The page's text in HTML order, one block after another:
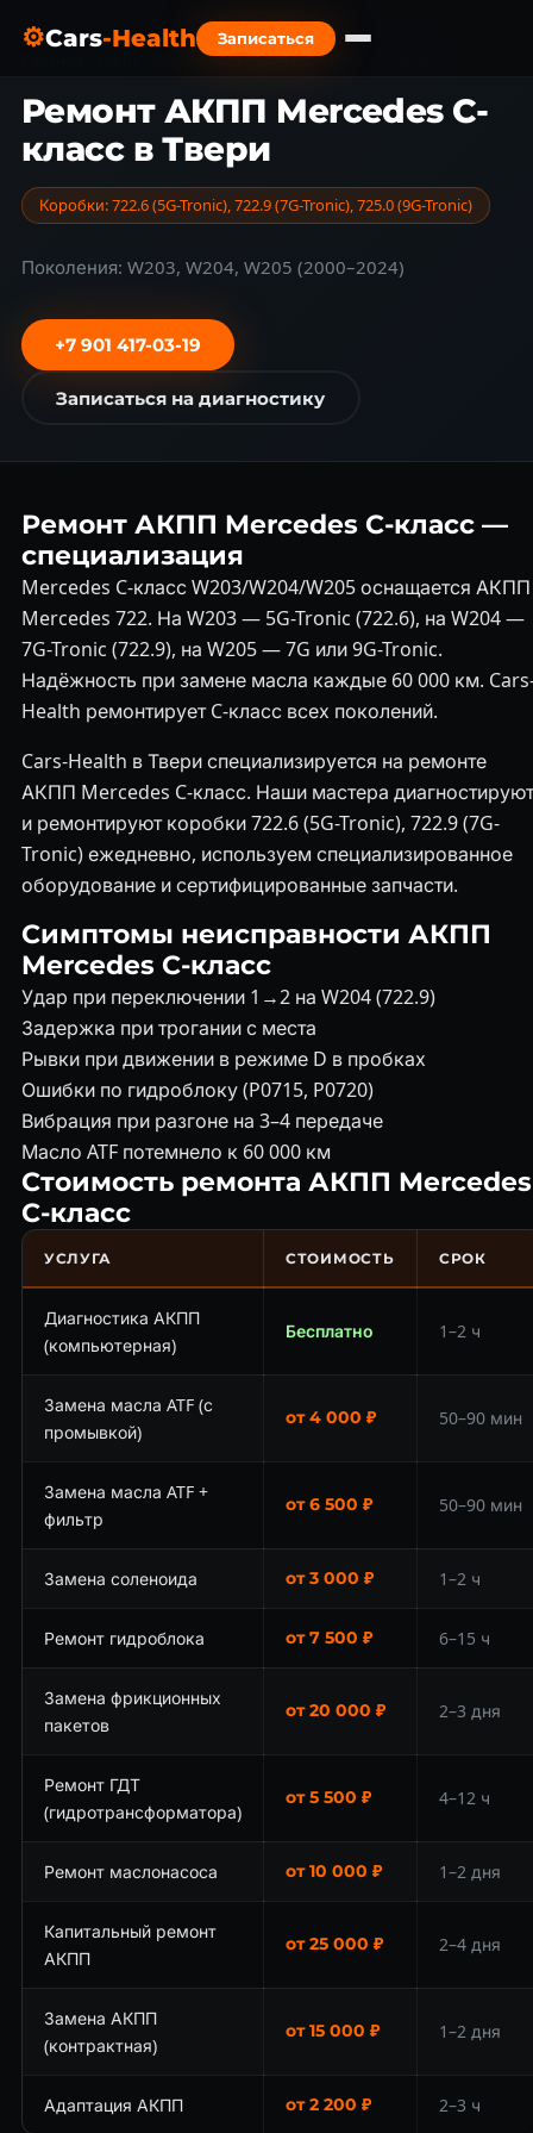
⚙Cars-Health Записаться
Марки авто › Mercedes-Benz
Ремонт АКПП Mercedes C-
класс в Твери
Коробки: 722.6 (5G-Tronic), 722.9 (7G-Tronic), 725.0 (9G-Tronic)
Поколения: W203, W204, W205 (2000–2024)
+7 901 417-03-19
Записаться на диагностику
Ремонт АКПП Mercedes C-класс —
специализация
Mercedes C-класс W203/W204/W205 оснащается АКПП
Mercedes 722. На W203 — 5G-Tronic (722.6), на W204 —
7G-Tronic (722.9), на W205 — 7G или 9G-Tronic.
Надёжность при замене масла каждые 60 000 км.
Health ремонтирует C-класс всех поколений.
Cars-Health в Твери специализируется на ремонте
АКПП Mercedes C-класс. Наши мастера диагностируют
и ремонтируют коробки 722.6 (5G-Tronic), 722.9 (7G-
Tronic) ежедневно, используем специализированное
оборудование и сертифицированные запчасти.
Симптомы неисправности АКПП
Mercedes C-класс
Удар при переключении 1→2 на W204 (722.9)
Задержка при трогании с места
Рывки при движении в режиме D в пробках
Ошибки по гидроблоку (P0715, P0720)
Вибрация при разгоне на 3–4 передаче
Масло ATF потемнело к 60 000 км
Стоимость ремонта АКПП Mercedes
C-класс
УСЛУГА СТОИМОСТЬ СРОК
Диагностика АКПП
(компьютерная)
Бесплатно 1–2 ч
Замена масла ATF (с
промывкой)
от 4 000 ₽ 50–90 мин
Замена масла ATF +
фильтр
от 6 500 ₽ 50–90 мин
Замена соленоида от 3 000 ₽ 1–2 ч
Ремонт гидроблока от 7 500 ₽ 6–15 ч
Замена фрикционных
пакетов
от 20 000 ₽ 2–3 дня
Ремонт ГДТ
(гидротрансформатора)
от 5 500 ₽ 4–12 ч
Ремонт маслонасоса от 10 000 ₽ 1–2 дня
Капитальный ремонт
АКПП
от 25 000 ₽ 2–4 дня
Замена АКПП
(контрактная)
от 15 000 ₽ 1–2 дня
Адаптация АКПП от 2 200 ₽ 2–3 ч